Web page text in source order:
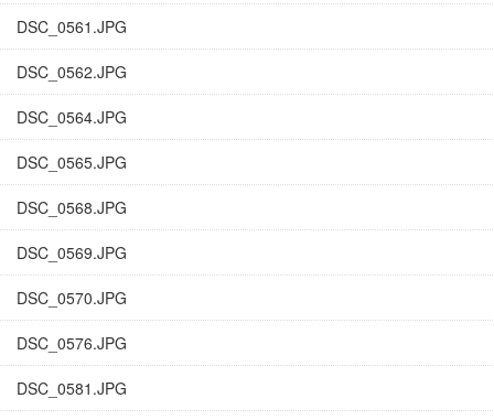
DSC_0561.JPG
DSC_0562.JPG
DSC_0564.JPG
DSC_0565.JPG
DSC_0568.JPG
DSC_0569.JPG
DSC_0570.JPG
DSC_0576.JPG
DSC_0581.JPG